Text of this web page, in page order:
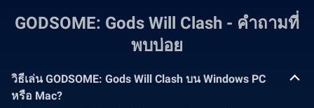
GODSOME: Gods Will Clash - คำถามที่
พบบ่อย
วิธีเล่น GODSOME: Gods Will Clash บน Windows PC
หรือ Mac?